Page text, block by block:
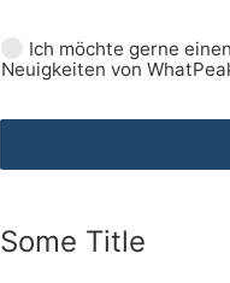
Ich möchte gerne
Neuigkeiten von
Some Title